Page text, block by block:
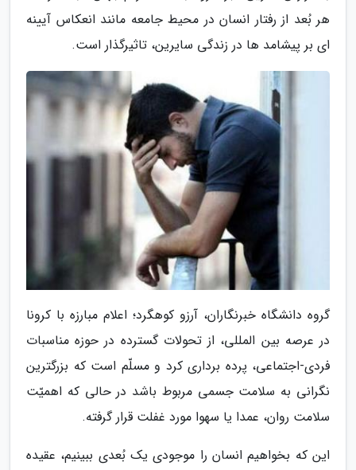
هر بُعد از رفتار انسان در محیط جامعه مانند انعکاس آیینه
ای بر پیشامد ها در زندگی سایرین، تاثیرگذار است.
گروه دانشگاه خبرنگاران، آرزو کوهگرد؛ اعلام مبارزه با کرونا
در عرصه بین المللی، از تحولات گسترده در حوزه مناسبات
فردی-اجتماعی، پرده برداری کرد و مسلّم است که بزرگترین
نگرانی به سلامت جسمی مربوط باشد در حالی که اهمیّت
سلامت روان، عمدا یا سهوا مورد غفلت قرار گرفته.
این که بخواهیم انسان را موجودی یک بُعدی ببینیم، عقیده